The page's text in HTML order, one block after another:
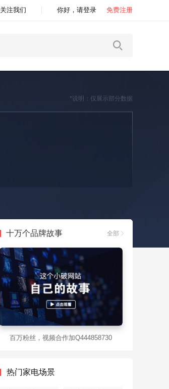
关注我们 你好，请登录 免费注册
*说明：仅展示部分数据
十万个品牌故事 全部
百万粉丝，视频合作加Q444858730
热门家电场景